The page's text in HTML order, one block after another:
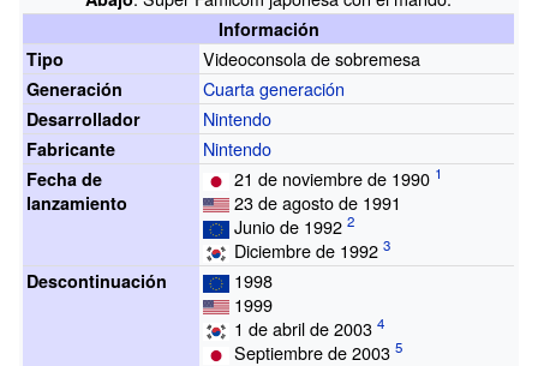
Información
Tipo
Videoconsola de sobremesa
Generación Cuarta generación
Desarrollador Nintendo
Fabricante Nintendo
Fecha de
lanzamiento
21 de noviembre de 1990
23 de agosto de 1991
Junio de 1992
Diciembre de 1992
Descontinuación
1998
1999
1 de abril de 2003
Septiembre de 2003